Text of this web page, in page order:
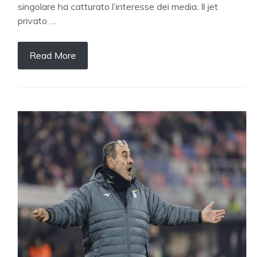
singolare ha catturato l’interesse dei media. Il jet
privato …
Read More